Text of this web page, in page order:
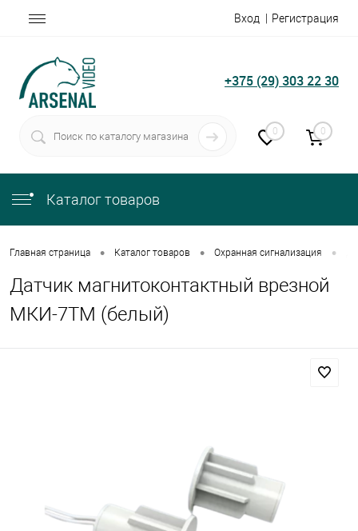
Вход Регистрация
+375 (29) 303 22 30
0 0
Каталог товаров
Главная страница • Каталог товаров • Охранная сигнализация •
Датчик магнитоконтактный врезной
МКИ-7ТМ (белый)